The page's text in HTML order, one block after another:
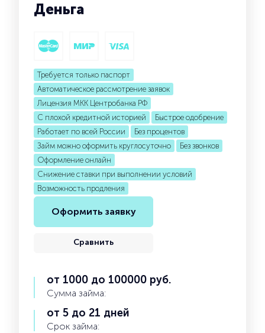
Деньга
Требуется только паспорт
Автоматическое рассмотрение заявок
Лицензия МКК Центробанка РФ
С плохой кредитной историей
Быстрое одобрение
Работает по всей России
Без процентов
Займ можно оформить круглосуточно
Без звонков
Оформление онлайн
Снижение ставки при выполнении условий
Возможность продления
Оформить заявку
Сравнить
от 1000 до 100000 руб.
Сумма займа:
от 5 до 21 дней
Срок займа: